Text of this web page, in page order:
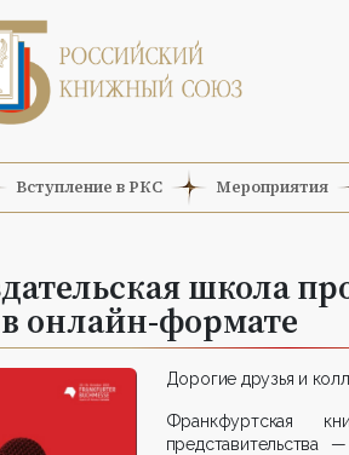
Вступление в РКС Мероприятия
школа
в онлайн-формате
Дорогие друзья и
Франкфуртская